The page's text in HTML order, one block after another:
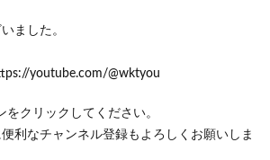
ました。
youtube.com/@wktyou
をクリックしてください。
利なチャンネル登録もよろしくお願いしま